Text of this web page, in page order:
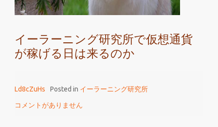
イーラーニング研究所で仮想通貨
が稼げる日は来るのか
Ld8cZuHs Posted in イーラーニング研究所
コメントがありません